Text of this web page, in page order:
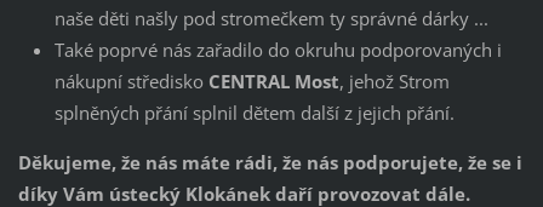
naše děti našly pod stromečkem ty správné dárky ...
Také poprvé nás zařadilo do okruhu podporovaných i
nákupní středisko CENTRAL Most, jehož Strom
splněných přání splnil dětem další z jejich přání.
Děkujeme, že nás máte rádi, že nás podporujete, že se i
díky Vám ústecký Klokánek daří provozovat dále.